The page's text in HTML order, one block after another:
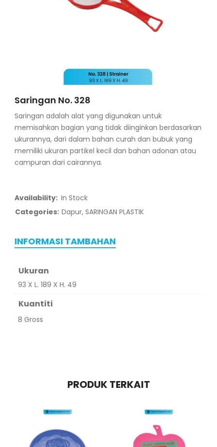
Saringan No. 328
Saringan adalah alat yang digunakan untuk
memisahkan bagian yang tidak diinginkan berdasarkan
ukurannya, dari dalam bahan curah dan bubuk yang
memiliki ukuran partikel kecil dan bahan adonan atau
campuran dari cairannya.
Availability: In Stock
Categories: Dapur, SARINGAN PLASTIK
INFORMASI TAMBAHAN
Ukuran
93 X L. 189 X H. 49
Kuantiti
8 Gross
PRODUK TERKAIT